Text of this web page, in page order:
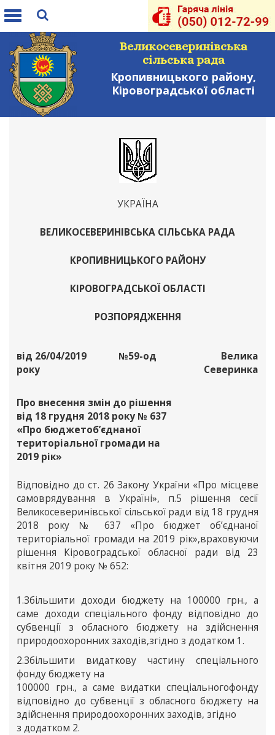
Toggle
Великосеверинівська
сільська рада
Кропивницького району,
Кіровоградської області
УКРАЇНА
ВЕЛИКОСЕВЕРИНІВСЬКА СІЛЬСЬКА РАДА
КРОПИВНИЦЬКОГО РАЙОНУ
КІРОВОГРАДСЬКОЇ ОБЛАСТІ
РОЗПОРЯДЖЕННЯ
від 26/04/2019
року
№59-од
Велика
Северинка
Про внесення змін до рішення
від 18 грудня 2018 року № 637
«Про бюджетоб’єднаної
територіальної громади на
2019 рік»
Відповідно до ст. 26 Закону України «Про місцеве
самоврядування в Україні», п.5 рішення сесії
Великосеверинівської сільської ради від 18 грудня
2018 року № 637 «Про бюджет об’єднаної
територіальної громади на 2019 рік»,враховуючи
рішення Кіровоградської обласної ради від 23
квітня 2019 року № 652:
1.Збільшити доходи бюджету на 100000 грн., а
саме доходи спеціального фонду відповідно до
субвенції з обласного бюджету на здійснення
природоохоронних заходів,згідно з додатком 1.
2.Збільшити видаткову частину спеціального
фонду бюджету на
100000 грн., а саме видатки спеціальногофонду
відповідно до субвенції з обласного бюджету на
здійснення природоохоронних заходів, згідно
з додатком 2.